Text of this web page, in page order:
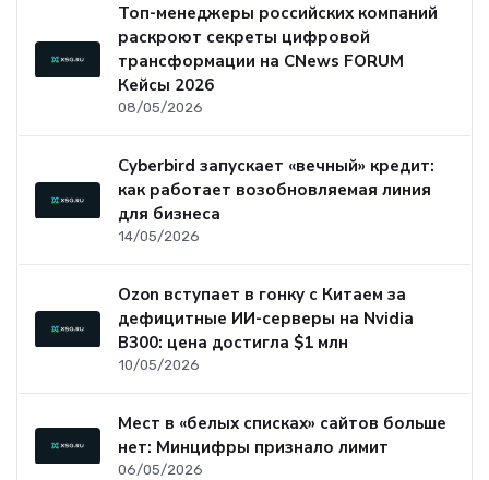
Топ-менеджеры российских компаний
раскроют секреты цифровой
трансформации на CNews FORUM
Кейсы 2026
08/05/2026
Cyberbird запускает «вечный» кредит:
как работает возобновляемая линия
для бизнеса
14/05/2026
Ozon вступает в гонку с Китаем за
дефицитные ИИ-серверы на Nvidia
B300: цена достигла $1 млн
10/05/2026
Мест в «белых списках» сайтов больше
нет: Минцифры признало лимит
06/05/2026